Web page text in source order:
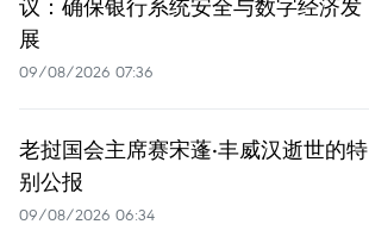
展
09/08/2026 07:36
老挝国会主席赛宋蓬·丰威汉逝世的特
别公报
09/08/2026 06:34